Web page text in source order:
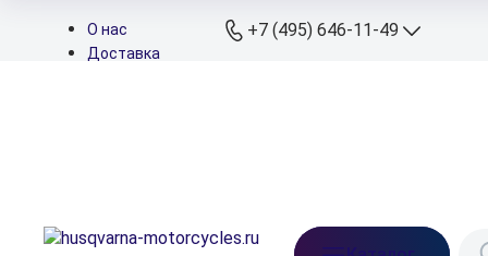
О нас
Доставка
+7 (495) 646-11-49
info@husqvarna-